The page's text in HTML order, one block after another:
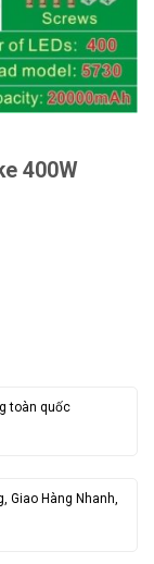
400W
toàn quốc
Giao Hàng Nhanh,